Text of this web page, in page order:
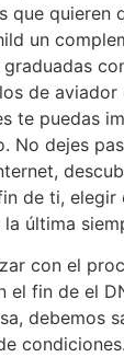
que quieren
un
de aviador
te puedas
No dejes
de ti, elegir
última
con el
el fin de el
debemos